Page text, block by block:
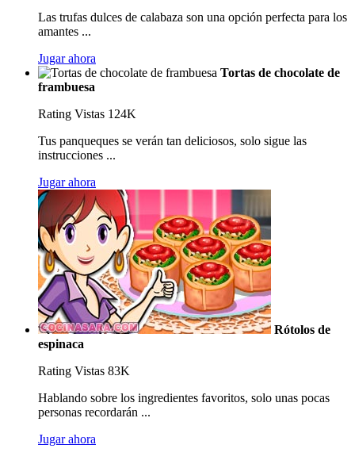
Las trufas dulces de calabaza son una opción perfecta para los
amantes ...
Jugar ahora
Tortas de chocolate de
frambuesa
Rating Vistas 124K
Tus panqueques se verán tan deliciosos, solo sigue las
instrucciones ...
Jugar ahora
Rótolos de
espinaca
Rating Vistas 83K
Hablando sobre los ingredientes favoritos, solo unas pocas
personas recordarán ...
Jugar ahora